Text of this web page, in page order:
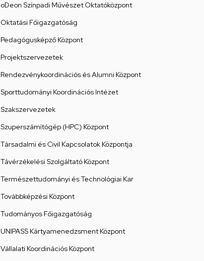
oDeon Színpadi Művészet Oktatóközpont
Oktatási Főigazgatóság
Pedagógusképző Központ
Projektszervezetek
Rendezvénykoordinációs és Alumni Központ
Sporttudományi Koordinációs Intézet
Szakszervezetek
Szuperszámítógép (HPC) Központ
Társadalmi és Civil Kapcsolatok Központja
Távérzékelési Szolgáltató Központ
Természettudományi és Technológiai Kar
Továbbképzési Központ
Tudományos Főigazgatóság
UNIPASS Kártyamenedzsment Központ
Vállalati Koordinációs Központ